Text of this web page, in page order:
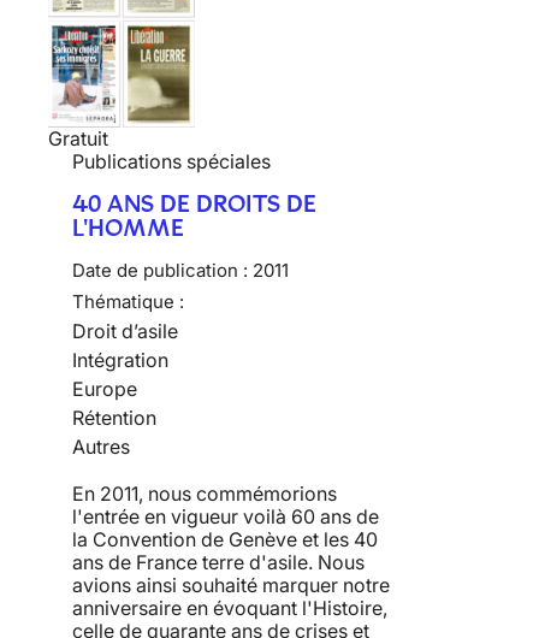
Gratuit
Publications spéciales
40 ANS DE DROITS DE
L'HOMME
Date de publication : 2011
Thématique :
Droit d’asile
Intégration
Europe
Rétention
Autres
En 2011, nous commémorions
l'entrée en vigueur voilà 60 ans de
la Convention de Genève et les 40
ans de France terre d'asile. Nous
avions ainsi souhaité marquer notre
anniversaire en évoquant l'Histoire,
celle de quarante ans de crises et